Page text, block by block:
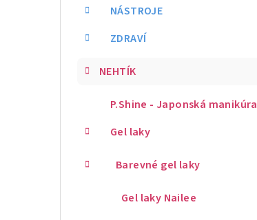
NÁSTROJE
ZDRAVÍ
NEHTÍK
P.Shine - Japonská manikúra
Gel laky
Barevné gel laky
Gel laky Nailee